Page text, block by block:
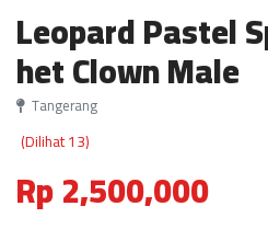
Leopard Pastel
het Clown Male
Tangerang
(Dilihat 13)
Rp 2,500,000